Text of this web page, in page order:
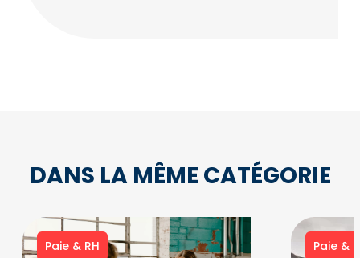
DANS LA MÊME CATÉGORIE
Paie & RH Paie &